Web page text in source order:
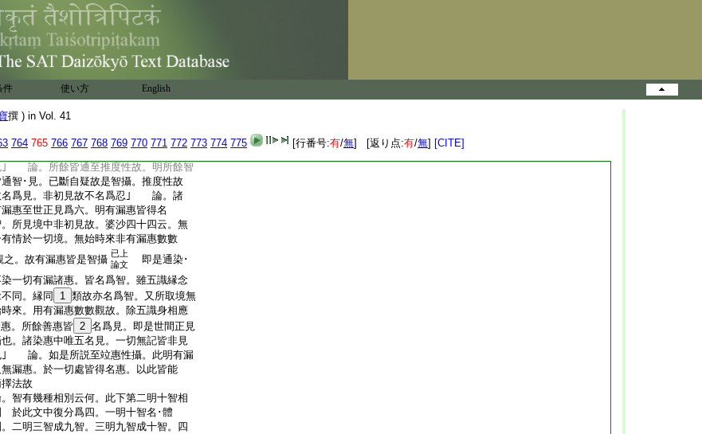
件 使い方 English
撰 ) in Vol. 41
764 765 766 767 768 769 770 771 772 773 774 775 [行番号:有/無] [返り点:有/無] [CITE]
門中復分爲七。一明忍･智･見別。二
十智相異三明建立十智。四明法･ 26
。五明十智行相。第六義門分別。第七廣
修智。此一頌第一明忍･智･見別｣ 論
至推度性故。此明聖忍非智攝也。立以
簡有漏 27 忍 自所斷疑者。簡異部疑
與疑得倶故不名智。正理論 28 云。或求見
樂止息。加行奢緩説名爲智。諸忍正起
論文
｣ 論。所餘皆通至推度性故。明所餘智
通智･見。已斷自疑故是智攝。推度性故
名爲見。非初見故不名爲忍｣ 論。諸
惠至世正見爲六。明有漏惠皆得名
所見境中非初見故。婆沙四十四云。無
情於一切境。無始時來非有漏惠數數
之。故有漏惠皆是智攝 已上
論文
即是通染･
一切有漏諸惠。皆名爲智。雖五識縁念
同。縁同 1 類故亦名爲智。又所取境無
來。用有漏惠數數觀故。除五識身相應
。所餘善惠皆 2 名爲見。即是世間正見
。諸染惠中唯五名見。一切無記皆非見
｣ 論。如是所説至竝惠性攝。此明有漏
無漏惠。於一切處皆得名惠。以此皆能
法故
智有幾種相別云何。此下第二明十智相
於此文中復分爲四。一明十智名･體
。二明三智成九智。三明九智成十智。四